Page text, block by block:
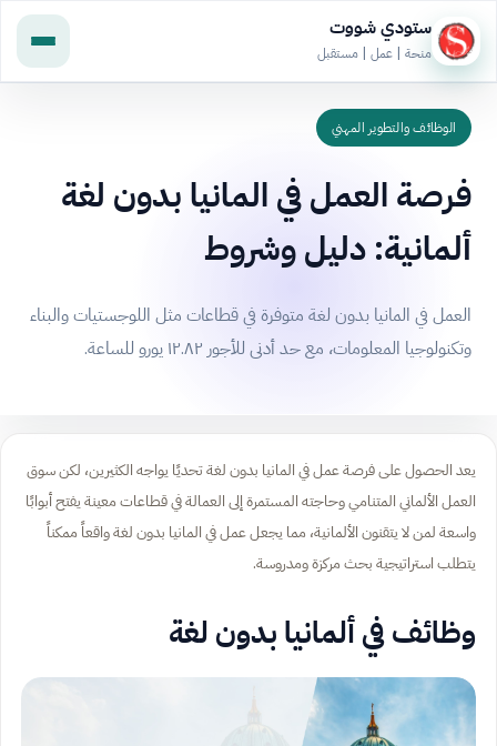
ستودي شووت
منحة | عمل | مستقبل
الوظائف والتطوير المهني
فرصة العمل في المانيا بدون لغة
ألمانية: دليل وشروط
العمل في المانيا بدون لغة متوفرة في قطاعات مثل اللوجستيات والبناء
وتكنولوجيا المعلومات، مع حد أدنى للأجور ١٢.٨٢ يورو للساعة.
يعد الحصول على فرصة عمل في المانيا بدون لغة تحديًا يواجه الكثيرين، لكن سوق
العمل الألماني المتنامي وحاجته المستمرة إلى العمالة في قطاعات معينة يفتح أبوابًا
واسعة لمن لا يتقنون الألمانية، مما يجعل عمل في المانيا بدون لغة واقعاً ممكناً
يتطلب استراتيجية بحث مركزة ومدروسة.
وظائف في ألمانيا بدون لغة